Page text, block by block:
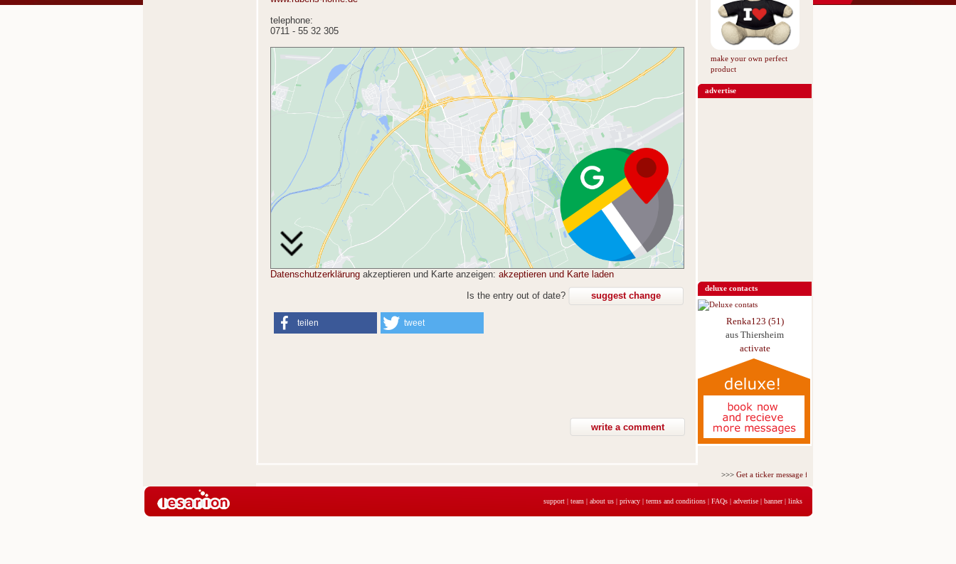
telephone:
0711 - 55 32 305
Datenschutzerklärung akzeptieren und Karte anzeigen: akzeptieren und Karte laden
Is the entry out of date?
suggest change
teilen tweet
make your own perfect
product
advertise
deluxe contacts
Renka123 (51)
aus Thiersheim
activate
>>>Get a ticker message for just 5,95€ for 3 days
support | team | about us | privacy | terms and conditions | FAQs | advertise | banner| links